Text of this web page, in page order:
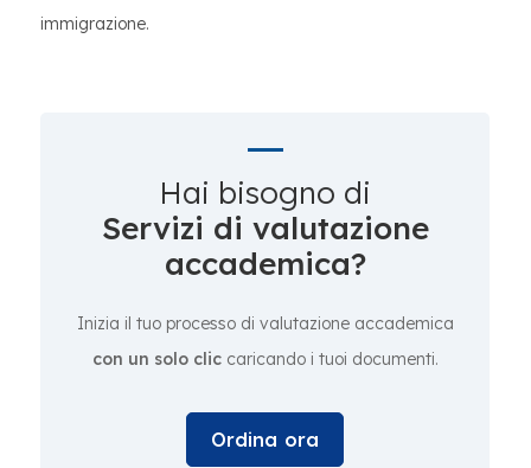
immigrazione.
Hai bisogno di
Servizi di valutazione
accademica?
Inizia il tuo processo di valutazione accademica
con un solo cliccaricando i tuoi documenti.
Ordina ora